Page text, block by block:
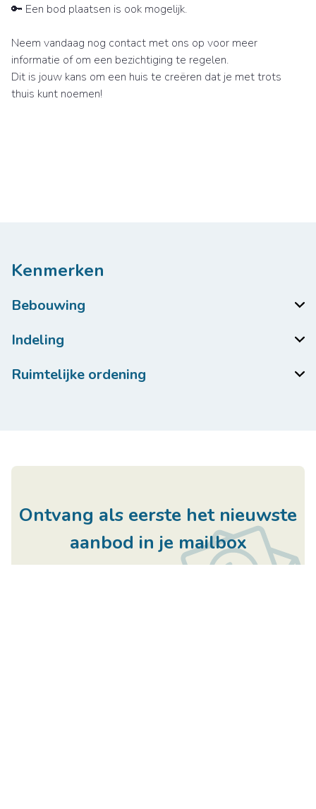
🔑 Een bod plaatsen is ook mogelijk.
Neem vandaag nog contact met ons op voor meer
informatie of om een bezichtiging te regelen.
Dit is jouw kans om een huis te creëren dat je met trots
thuis kunt noemen!
Kenmerken
Bebouwing
Indeling
Ruimtelijke ordening
Ontvang als eerste het nieuwste
aanbod in je mailbox